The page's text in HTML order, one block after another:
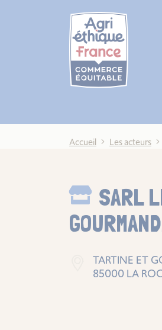
Accueil Les acteurs
SARL
TARTINE ET
85000 LA